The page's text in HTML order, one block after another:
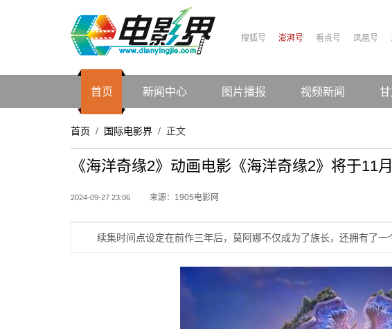
搜狐号 澎湃号 看点号 凤凰号
首页 新闻中心 图片播报 视频新闻
首页 / 国际电影界 / 正文
《海洋奇缘2》动画电影《海洋奇缘2》将于11
2024-09-27 23:06 来源：1905电影网
续集时间点设定在前作三年后，莫阿娜不仅成为了族长，还拥有了一